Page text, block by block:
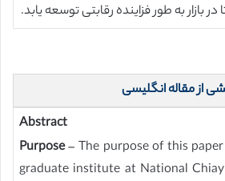
بازار به طور فزاینده رقابتی توسعه یابد.
از مقاله انگلیسی
Abstract
Purpose– The purpose of this
graduate institute at National